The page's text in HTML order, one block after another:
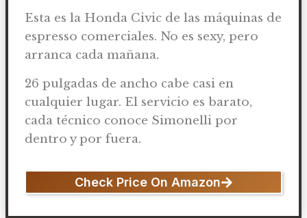
Esta es la Honda Civic de las máquinas de
espresso comerciales. No es sexy, pero
arranca cada mañana.
26 pulgadas de ancho cabe casi en
cualquier lugar. El servicio es barato,
cada técnico conoce Simonelli por
dentro y por fuera.
Check Price On Amazon